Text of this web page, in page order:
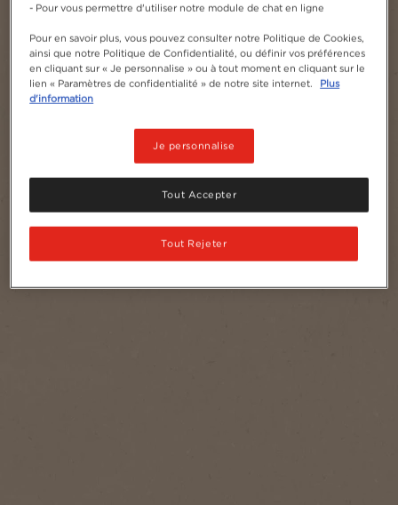
- Pour vous permettre d'utiliser notre module de chat en ligne
Pour en savoir plus, vous pouvez consulter notre Politique de Cookies,
ainsi que notre Politique de Confidentialité, ou définir vos préférences
en cliquant sur « Je personnalise » ou à tout moment en cliquant sur le
lien « Paramètres de confidentialité » de notre site internet.
Plus
d'information
Je personnalise
Tout Rejeter
Tout Accepter